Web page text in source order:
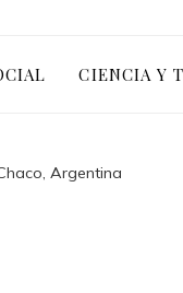
CIENCIA Y
Argentina